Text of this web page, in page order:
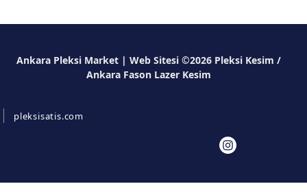
Ankara Pleksi Market | Web Sitesi ©2026 Pleksi Kesim /
Ankara Fason Lazer Kesim
pleksisatis.com